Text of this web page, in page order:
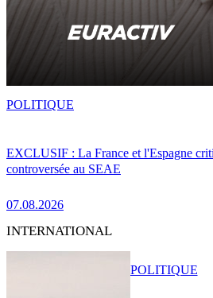
EXCLUSIF : La France et l'Espagne
controversée au SEAE
07.08.2026
POLITIQUE
INTERNATIONAL
POLITIQUE